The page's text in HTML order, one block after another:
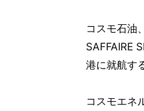
コスモ石油
SAFFAIRE
港に就航す
コスモエネ